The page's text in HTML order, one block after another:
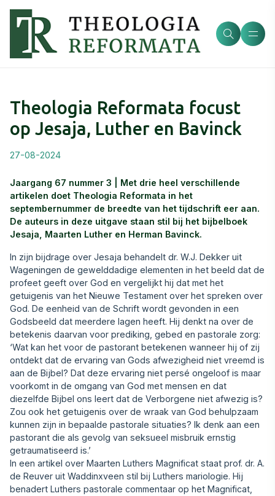
Theologia Reformata focust
op Jesaja, Luther en Bavinck
27-08-2024
Jaargang 67 nummer 3 | Met drie heel verschillende
artikelen doet Theologia Reformata in het
septembernummer de breedte van het tijdschrift eer aan.
De auteurs in deze uitgave staan stil bij het bijbelboek
Jesaja, Maarten Luther en Herman Bavinck.
In zijn bijdrage over Jesaja behandelt dr. W.J. Dekker uit
Wageningen de gewelddadige elementen in het beeld dat de
profeet geeft over God en vergelijkt hij dat met het
getuigenis van het Nieuwe Testament over het spreken over
God. De eenheid van de Schrift wordt gevonden in een
Godsbeeld dat meerdere lagen heeft. Hij denkt na over de
betekenis daarvan voor prediking, gebed en pastorale zorg:
‘Wat kan het voor de pastorant betekenen wanneer hij of zij
ontdekt dat de ervaring van Gods afwezigheid niet vreemd is
aan de Bijbel? Dat deze ervaring niet persé ongeloof is maar
voorkomt in de omgang van God met mensen en dat
diezelfde Bijbel ons leert dat de Verborgene niet afwezig is?
Zou ook het getuigenis over de wraak van God behulpzaam
kunnen zijn in bepaalde pastorale situaties? Ik denk aan een
pastorant die als gevolg van seksueel misbruik ernstig
getraumatiseerd is.’
In een artikel over Maarten Luthers Magnificat staat prof. dr. A.
de Reuver uit Waddinxveen stil bij Luthers mariologie. Hij
benadert Luthers pastorale commentaar op het Magnificat,